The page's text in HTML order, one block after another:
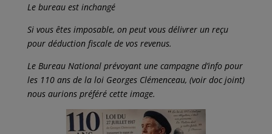
Le bureau est inchangé
Si vous êtes imposable, on peut vous délivrer un reçu
pour déduction fiscale de vos revenus.
Le Bureau National prévoyant une campagne d’info pour
les 110 ans de la loi Georges Clémenceau, (voir doc joint)
nous aurions préféré cette image.